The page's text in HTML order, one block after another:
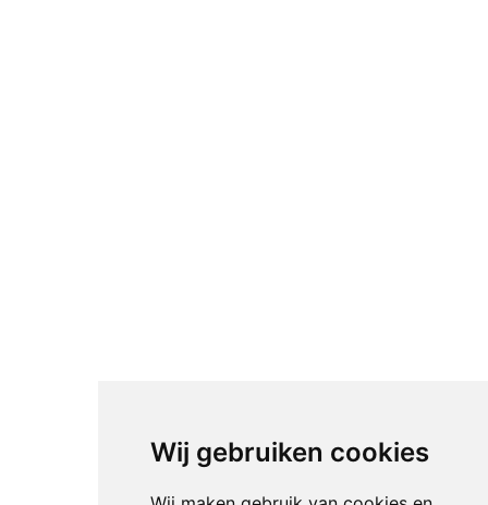
Wij gebruiken cookies